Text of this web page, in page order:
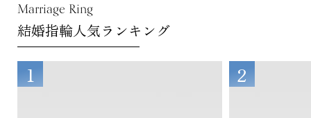
Marriage Ring
結婚指輪人気ランキング
1 2